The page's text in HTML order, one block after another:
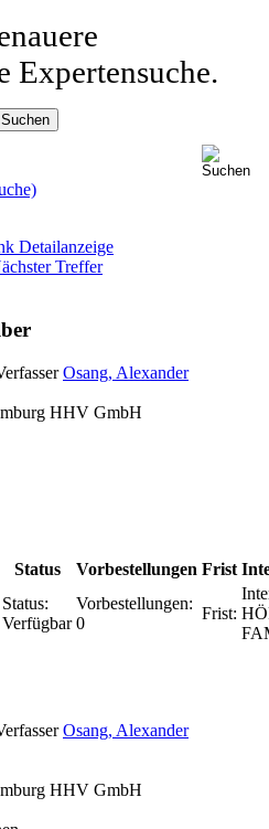
Expertensuche.
Detailanzeige
Treffer
Osang, Alexander
HHV GmbH
Status Vorbestellungen Frist
Status:
Verfügbar
Vorbestellungen:
0
Frist:
Osang, Alexander
HHV GmbH